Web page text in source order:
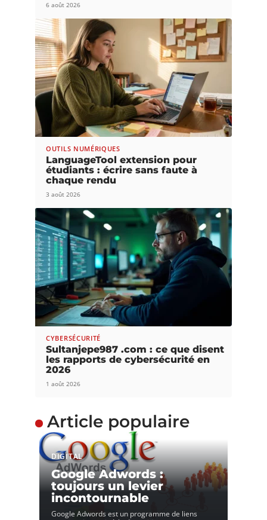
6 août 2026
OUTILS NUMÉRIQUES
LanguageTool extension pour
étudiants : écrire sans faute à
chaque rendu
3 août 2026
CYBERSÉCURITÉ
Sultanjepe987 .com : ce que disent
les rapports de cybersécurité en
2026
1 août 2026
Article populaire
DIGITAL
Google Adwords :
toujours un levier
incontournable
Google Adwords est un programme de liens